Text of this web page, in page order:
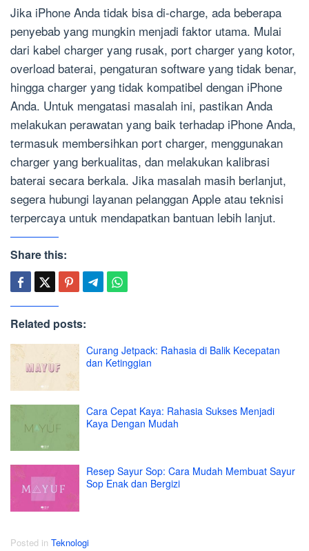
Jika iPhone Anda tidak bisa di-charge, ada beberapa
penyebab yang mungkin menjadi faktor utama. Mulai
dari kabel charger yang rusak, port charger yang kotor,
overload baterai, pengaturan software yang tidak benar,
hingga charger yang tidak kompatibel dengan iPhone
Anda. Untuk mengatasi masalah ini, pastikan Anda
melakukan perawatan yang baik terhadap iPhone Anda,
termasuk membersihkan port charger, menggunakan
charger yang berkualitas, dan melakukan kalibrasi
baterai secara berkala. Jika masalah masih berlanjut,
segera hubungi layanan pelanggan Apple atau teknisi
terpercaya untuk mendapatkan bantuan lebih lanjut.
Share this:
Related posts:
Curang Jetpack: Rahasia di Balik Kecepatan
dan Ketinggian
Cara Cepat Kaya: Rahasia Sukses Menjadi
Kaya Dengan Mudah
Resep Sayur Sop: Cara Mudah Membuat Sayur
Sop Enak dan Bergizi
Posted in Teknologi